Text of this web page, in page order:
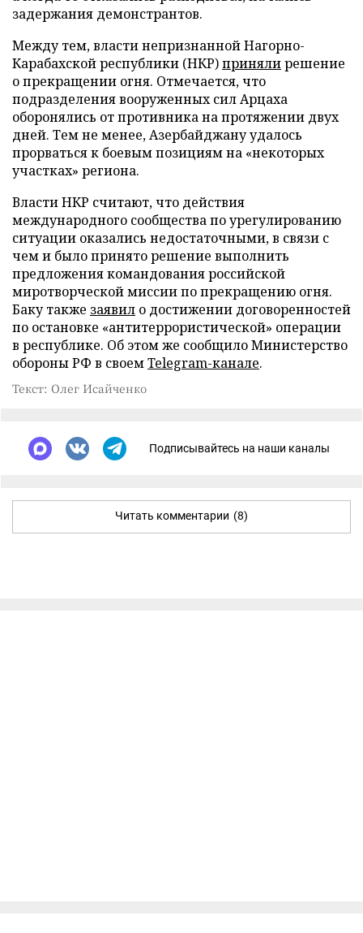
задержания демонстрантов.
Между тем, власти непризнанной Нагорно-
Карабахской республики (НКР)принялирешение
о прекращении огня. Отмечается, что
подразделения вооруженных сил Арцаха
оборонялись от противника на протяжении двух
дней. Тем не менее, Азербайджану удалось
прорваться к боевым позициям на «некоторых
участках» региона.
Власти НКР считают, что действия
международного сообщества по урегулированию
ситуации оказались недостаточными, в связи с
чем и было принято решение выполнить
предложения командования российской
миротворческой миссии по прекращению огня.
Баку также заявил о достижении договоренностей
по остановке «антитеррористической» операции
в республике. Об этом же сообщило Министерство
обороны РФ в своемTelegram-канале.
Текст: Олег Исайченко
Подписывайтесь на наши каналы
Читать комментарии (8)